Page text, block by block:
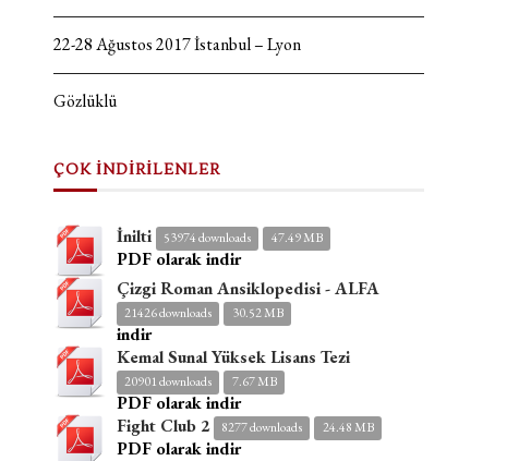
22-28 Ağustos 2017 İstanbul – Lyon
Gözlüklü
ÇOK İNDİRİLENLER
İnilti 53974 downloads 47.49 MB
PDF olarak indir
Çizgi Roman Ansiklopedisi - ALFA
21426 downloads 30.52 MB
indir
Kemal Sunal Yüksek Lisans Tezi
20901 downloads 7.67 MB
PDF olarak indir
Fight Club 2
8277 downloads 24.48 MB
PDF olarak indir